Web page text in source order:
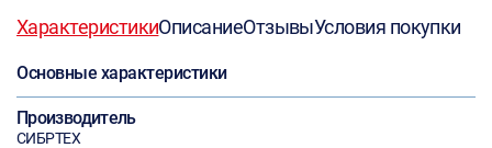
ХарактеристикиОписаниеОтзывыУсловия покупки
Основные характеристики
Производитель
СИБРТЕХ